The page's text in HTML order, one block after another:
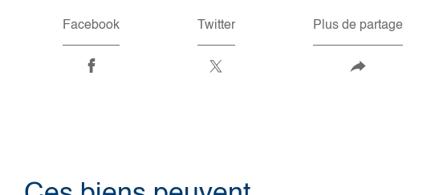
Facebook Twitter Plus de partage